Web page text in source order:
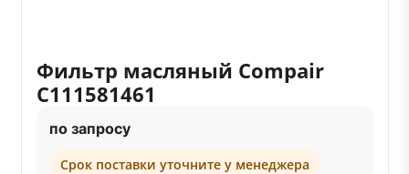
Фильтр масляный Compair
C111581461
по запросу
Срок поставки уточните у менеджера